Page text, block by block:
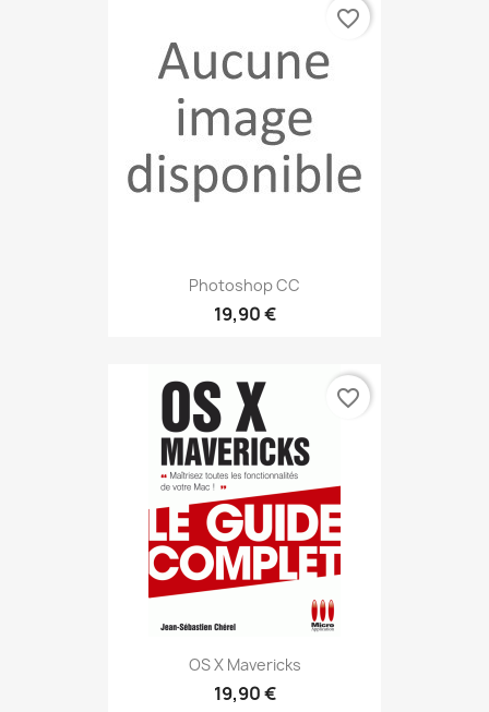
Photoshop CC
19,90 €
favorite_border
OS X Mavericks
19,90 €
favorite_border